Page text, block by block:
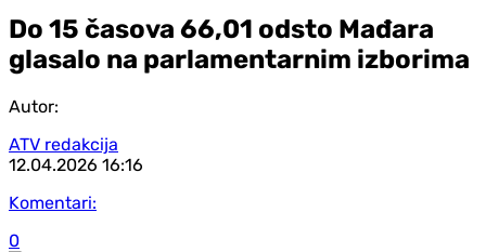
Do 15 časova 66,01 odsto Mađara
glasalo na parlamentarnim izborima
Autor:
ATV redakcija
12.04.2026 16:16
Komentari:
0